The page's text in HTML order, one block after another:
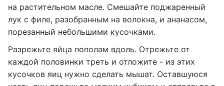
на растительном масле. Смешайте поджаренный
лук с филе, разобранным на волокна, и ананасом,
порезанный небольшими кусочками.
Разрежьте яйца пополам вдоль. Отрежьте от
каждой половинки треть и отложите - из этих
кусочков яиц нужно сделать мышат. Оставшуюся